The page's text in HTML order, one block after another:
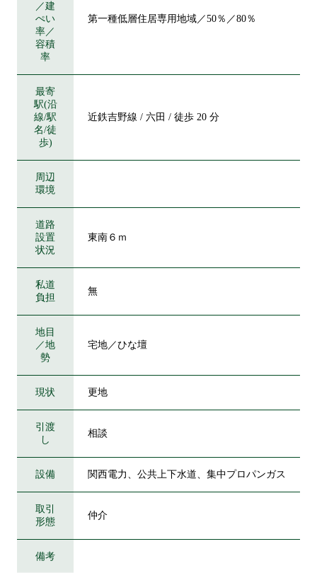
／建
ぺい
率／
容積
率
第一種低層住居専用地域／50％／80％
最寄
駅(沿
線/駅
名/徒
歩)
近鉄吉野線 / 六田 / 徒歩 20 分
周辺
環境
道路
設置
状況
東南６ｍ
私道
負担
無
地目
／地
勢
宅地／ひな壇
現状 更地
引渡
し
相談
設備 関西電力、公共上下水道、集中プロパンガス
取引
形態
仲介
備考